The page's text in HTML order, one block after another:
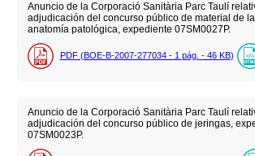
Anuncio de la Corporació Sanitària Parc Taulí
adjudicación del concurso público de material de
anatomía patológica, expediente 07SM0027P.
PDF (BOE-B-2007-277034 - 1 pág. - 46 KB)
Anuncio de la Corporació Sanitària Parc Taulí
adjudicación del concurso público de jeringas,
07SM0023P.